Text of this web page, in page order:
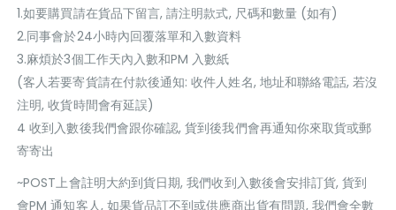
1.如要購買請在貨品下留言, 請注明款式, 尺碼和數量 (如有)
2.同事會於24小時內回覆落單和入數資料
3.麻煩於3個工作天內入數和PM 入數紙
(客人若要寄貨請在付款後通知: 收件人姓名, 地址和聯絡電話, 若沒
注明, 收貨時間會有延誤)
4 收到入數後我們會跟你確認, 貨到後我們會再通知你來取貨或郵
寄寄出
~POST上會註明大約到貨日期, 我們收到入數後會安排訂貨, 貨到
會PM 通知客人, 如果貨品訂不到或供應商出貨有問題, 我們會全數